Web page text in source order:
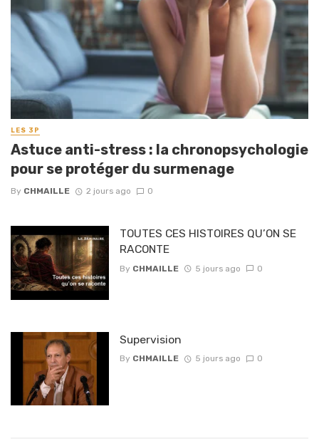
LES 3P
Astuce anti-stress : la chronopsychologie
pour se protéger du surmenage
By CHMAILLE 2 jours ago 0
TOUTES CES HISTOIRES QU’ON SE
RACONTE
By CHMAILLE 5 jours ago 0
Supervision
By CHMAILLE 5 jours ago 0